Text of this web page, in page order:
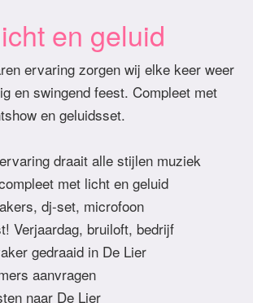
en geluid
ervaring zorgen wij elke keer weer
en swingend feest. Compleet met
en geluidsset.
draait alle stijlen muziek
met licht en geluid
dj-set, microfoon
Verjaardag, bruiloft, bedrijf
gedraaid in De Lier
aanvragen
naar De Lier